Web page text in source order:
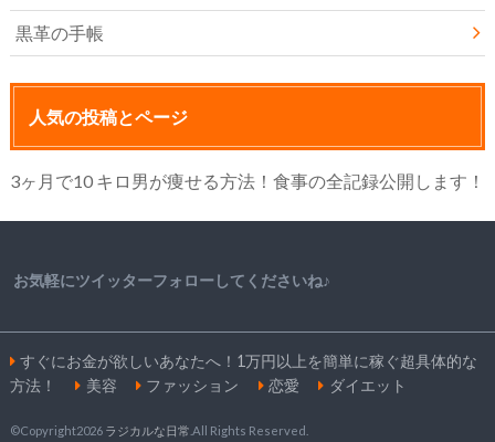
黒革の手帳
人気の投稿とページ
3ヶ月で10 キロ男が痩せる方法！食事の全記録公開します！
お気軽にツイッターフォローしてくださいね♪
すぐにお金が欲しいあなたへ！1万円以上を簡単に稼ぐ超具体的な
方法！
美容 ファッション 恋愛 ダイエット
©Copyright2026 ラジカルな日常 .All Rights Reserved.